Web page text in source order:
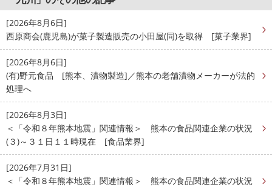
[2026年8月6日]
西原商会(鹿児島)が菓子製造販売の小田屋(同)を取得 [菓子業界]
[2026年8月6日]
(有)野元食品 [熊本、漬物製造]／熊本の老舗漬物メーカーが法的
処理へ
[2026年8月3日]
＜「令和８年熊本地震」関連情報＞ 熊本の食品関連企業の状況
(３)～３１日１１時現在 [食品業界]
[2026年7月31日]
＜「令和８年熊本地震」関連情報＞ 熊本の食品関連企業の状況